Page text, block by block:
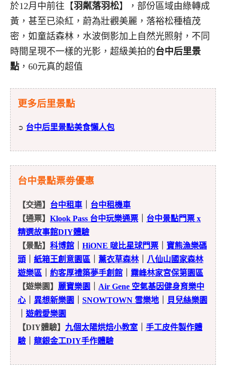
於12月中前往【羽粼落羽松】，部份區域由綠轉成
黃，甚至已染紅，蔚為壯觀美麗，落裕松種植茂
密，如童話森林，水波倒影加上自然光照射，不同
時間呈現不一樣的光影，超級美拍的台中后里景
點 ，60元真的超值
更多后里景點
➲ 台中后里景點美食懶人包
台中景點票劵優惠
【交通】 台中租車
台中租機車
【通票】 Klook Pass 台中玩樂通票
台中景點門票 x
精選故事館DIY體驗
【景點】 科博館 HiONE 啵比星球門票
寶熊漁樂碼
頭
紙箱王創意園區 薰衣草森林｜
八仙山國家森林
遊樂區
約客厚禮築夢手創館
霧峰林家宮保第園區
【遊樂園】 麗寶樂園
Air Gene 空氣基因健身育樂中
心
異想新樂園 SNOWTOWN 雪樂地
貝兒絲樂園
遊戲愛樂園
【DIY體驗】 九個太陽烘焙小教室
手工皮件製作體
驗
龍銀金工DIY手作體驗